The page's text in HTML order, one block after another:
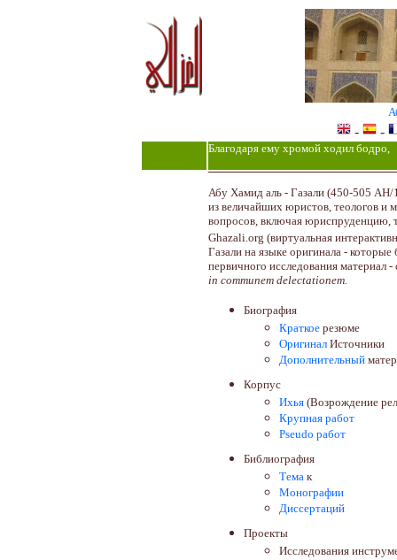
- -
Благодаря ему хромой ходил бодро,
Абу Хамид аль - Газали (450-505 AH/
из величайших юристов, теологов и
вопросов, включая юриспруденцию,
Ghazali.org (виртуальная
Газали на языке оригинала -
первичного исследования материал
in communem delectationem.
Биография
Краткоерезюме
Оригинал Источники
Дополнительный
Корпус
Ихья(Возрождение
Крупная работ
Pseudo работ
Библиография
Темак
Монографии
Диссертаций
Проекты
Исследования